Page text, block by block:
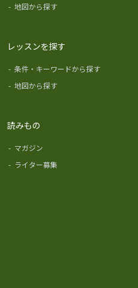
- 地図から探す
レッスンを探す
- 条件・キーワードから探す
- 地図から探す
読みもの
- マガジン
- ライター募集